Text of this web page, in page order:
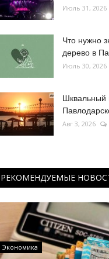
Июль 31, 2026
Что нужно
дерево в
Июль 30, 2026
Шквальный
Авг 3, 2026
РЕКОМЕНДУЕМЫЕ
Экономика